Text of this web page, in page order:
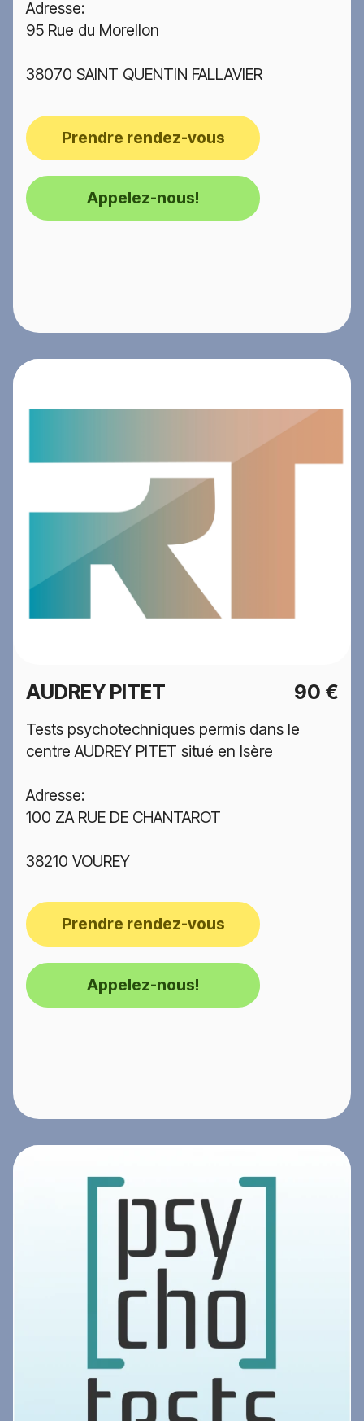
Adresse:
95 Rue du Morellon
38070 SAINT QUENTIN FALLAVIER
Prendre rendez-vous
Appelez-nous!
AUDREY PITET 90 €
Tests psychotechniques permis dans le
centre AUDREY PITET situé en Isère
Adresse:
100 ZA RUE DE CHANTAROT
38210 VOUREY
Prendre rendez-vous
Appelez-nous!